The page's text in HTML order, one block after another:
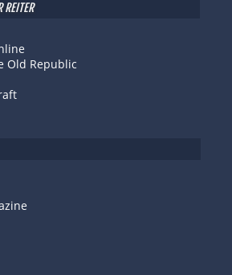
REITER
Old Republic